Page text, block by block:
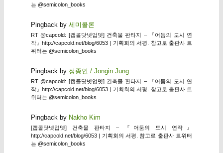
는 @semicolon_books
Pingback by 세미콜론
RT @capcold: [캡콜닷넷업뎃] 건축물 판타지 – 『어둠의 도시 연
작』http://capcold.net/blog/6053 | 기획회의 서평. 참고로 출판사 트
위터는 @semicolon_books
Pingback by 정종인 / Jongin Jung
RT @capcold: [캡콜닷넷업뎃] 건축물 판타지 – 『어둠의 도시 연
작』http://capcold.net/blog/6053 | 기획회의 서평. 참고로 출판사 트
위터는 @semicolon_books
Pingback by Nakho Kim
[캡콜닷넷업뎃] 건축물 판타지 – 『어둠의 도시 연작』
http://capcold.net/blog/6053 | 기획회의 서평. 참고로 출판사 트위터
는 @semicolon_books